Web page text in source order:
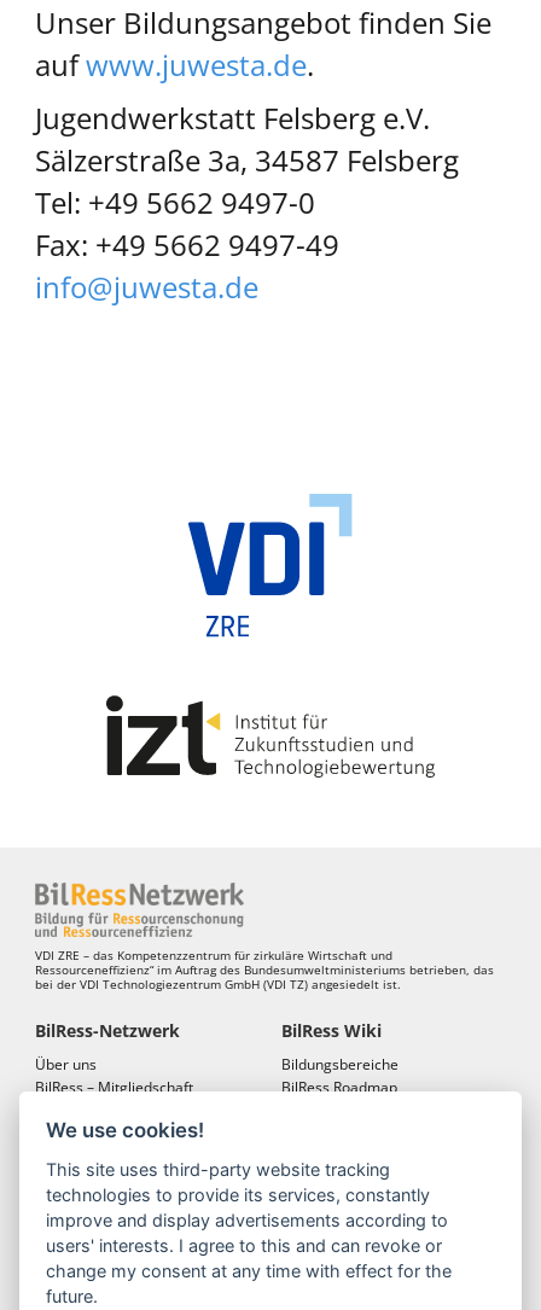
Unser Bildungsangebot finden Sie
aufwww.juwesta.de.
Jugendwerkstatt Felsberg e.V.
Sälzerstraße 3a, 34587 Felsberg
Tel: +49 5662 9497-0
Fax: +49 5662 9497-49
info@juwesta.de
We use cookies!
This site uses third-party website tracking
technologies to provide its services, constantly
improve and display advertisements according to
users' interests. I agree to this and can revoke or
change my consent at any time with effect for the
future.
VDI ZRE – das Kompetenzzentrum für zirkuläre Wirtschaft und
Ressourceneffizienz“ im Auftrag des Bundesumweltministeriums betrieben, das
bei der VDI Technologiezentrum GmbH (VDI TZ) angesiedelt ist.
BilRess-Netzwerk
Über uns
BilRess – Mitgliedschaft
BilRess Wiki
Bildungsbereiche
BilRess Roadmap
BilRess Module
Jugend forscht
Reallabor
Lernspiele
Außerschulische
Projekte
BilRess-Projekt
LehrRess
RessKoRo